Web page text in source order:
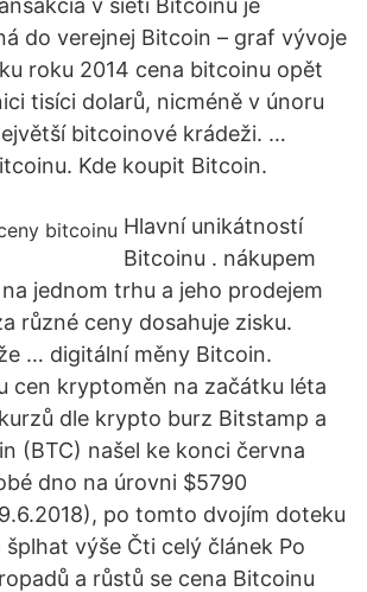
v sieti Bitcoinu je
do verejnej Bitcoin – graf vývoje
roku 2014 cena bitcoinu opět
tisíci dolarů, nicméně v únoru
bitcoinové krádeži. …
Kde koupit Bitcoin.
Hlavní unikátností
Bitcoinu . nákupem
jednom trhu a jeho prodejem
různé ceny dosahuje zisku.
… digitální měny Bitcoin.
cen kryptoměn na začátku léta
dle krypto burz Bitstamp a
(BTC) našel ke konci června
dno na úrovni $5790
po tomto dvojím doteku
šplhat výše Čti celý článek Po
a růstů se cena Bitcoinu